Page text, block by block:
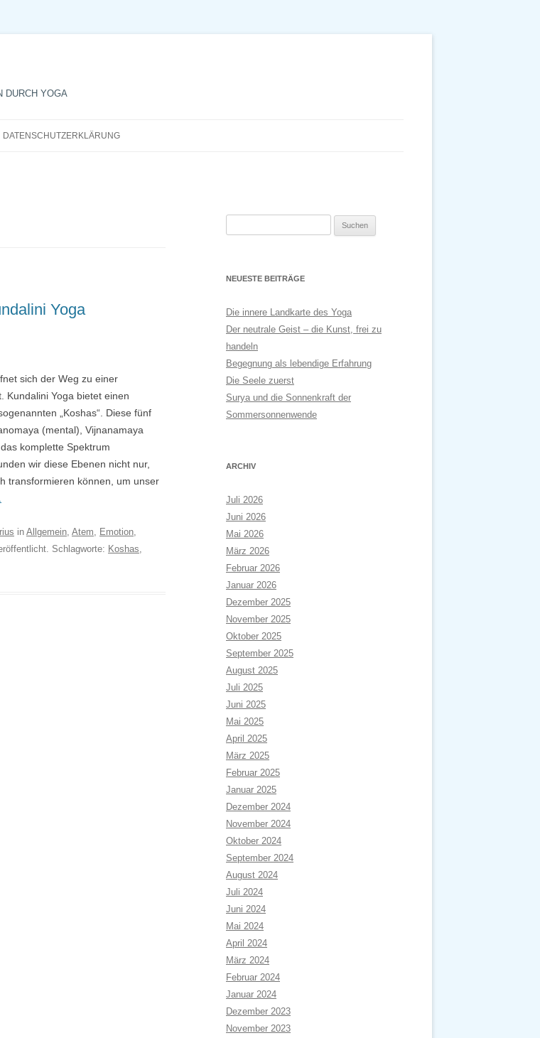
DURCH YOGA
Inhalt
DATENSCHUTZERKLÄRUNG
Yoga
sich der Weg zu einer
Kundalini Yoga bietet einen
„Koshas“. Diese fünf
(mental), Vijnanamaya
komplette Spektrum
wir diese Ebenen nicht nur,
transformieren können, um unser
in Allgemein, Atem, Emotion,
Schlagworte: Koshas,
NEUESTE BEITRÄGE
Die innere Landkarte des Yoga
Der neutrale Geist – die Kunst, frei zu
handeln
Begegnung als lebendige Erfahrung
Die Seele zuerst
Surya und die Sonnenkraft der
Sommersonnenwende
ARCHIV
Juli 2026
Juni 2026
Mai 2026
März 2026
Februar 2026
Januar 2026
Dezember 2025
November 2025
Oktober 2025
September 2025
August 2025
Juli 2025
Juni 2025
Mai 2025
April 2025
März 2025
Februar 2025
Januar 2025
Dezember 2024
November 2024
Oktober 2024
September 2024
August 2024
Juli 2024
Juni 2024
Mai 2024
April 2024
März 2024
Februar 2024
Januar 2024
Dezember 2023
November 2023